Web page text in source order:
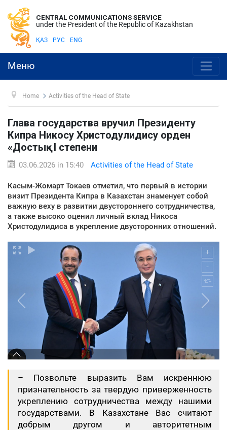
CENTRAL COMMUNICATIONS SERVICE
under the President of the Republic of Kazakhstan
ҚАЗ РУС ENG
Меню
Home Activities of the Head of State
Глава государства вручил Президенту
Кипра Никосу Христодулидису орден
«Достық» I степени
03.06.2026 in 15:40 Activities of the Head of State
Касым-Жомарт Токаев отметил, что первый в истории
визит Президента Кипра в Казахстан знаменует собой
важную веху в развитии двустороннего сотрудничества,
а также высоко оценил личный вклад Никоса
Христодулидиса в укрепление двусторонних отношений.
– Позвольте выразить Вам искреннюю
признательность за твердую приверженность
укреплению сотрудничества между нашими
государствами. В Казахстане Вас считают
добрым другом и авторитетным